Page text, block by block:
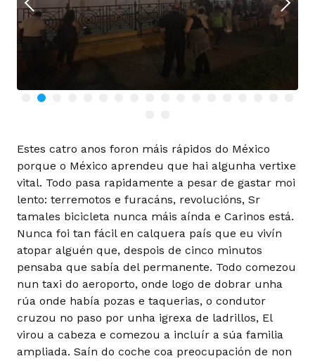
Estes catro anos foron máis rápidos do México
porque o México aprendeu que hai algunha vertixe
vital. Todo pasa rapidamente a pesar de gastar moi
lento: terremotos e furacáns, revolucións, Sr
tamales bicicleta nunca máis aínda e Carinos está.
Nunca foi tan fácil en calquera país que eu vivín
atopar alguén que, despois de cinco minutos
pensaba que sabía del permanente. Todo comezou
nun taxi do aeroporto, onde logo de dobrar unha
rúa onde había pozas e taquerias, o condutor
cruzou no paso por unha igrexa de ladrillos, El
virou a cabeza e comezou a incluír a súa familia
ampliada. Saín do coche coa preocupación de non